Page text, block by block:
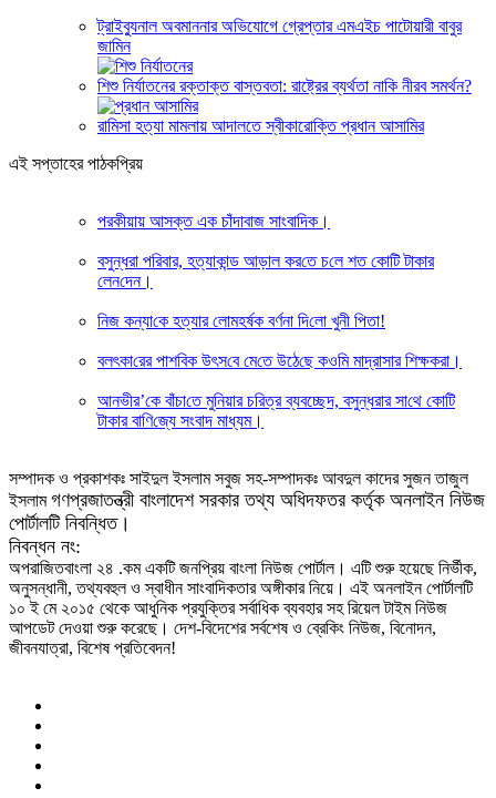
ট্রাইব্যুনাল অবমাননার অভিযোগে গ্রেপ্তার এমএইচ পাটোয়ারী বাবুর
জামিন
শিশু নির্যাতনের রক্তাক্ত বাস্তবতা: রাষ্ট্রের ব্যর্থতা নাকি নীরব সমর্থন?
রামিসা হত্যা মামলায় আদালতে স্বীকারোক্তি প্রধান আসামির
এই সপ্তাহের পাঠকপ্রিয়
পরকীয়ায় আসক্ত এক চাঁদাবাজ সাংবাদিক।
বসুন্ধরা প‌রিবার, হত্যাকান্ড আড়াল কর‌তে চ‌লে শত কো‌টি টাকার
লেন‌দেন।
নিজ কন্যা‌কে হত্যার লে‌ামহর্ষক বর্ণনা দি‌লো খুনী পিতা!
বলৎকা‌রের পাশ‌বিক উৎস‌বে মে‌তে উঠে‌ছে কও‌মি মাদ্রাসার শিক্ষকরা।
আনভী‌র’‌কে বাঁচা‌তে মু‌নিয়ার চ‌রিত্র ব্যবচ্ছেদ, বসুন্ধরার সা‌থে কো‌টি
টাকার বা‌ণি‌জ্যে সংবাদ মাধ্যম।
সম্পাদক ও প্রকাশকঃ সাইদুল ইসলাম সবুজ সহ-সম্পাদকঃ আবদুল কাদের সুজন তাজুল
ইসলামগণপ্রজাতন্ত্রী বাংলাদেশ সরকার তথ্য অধিদফতর কর্তৃক অনলাইন নিউজ
পোর্টালটি নিবন্ধিত।
নিবন্ধন নং:
অপরাজিতবাংলা ২৪ .কম একটি জনপ্রিয় বাংলা নিউজ পোর্টাল। এটি শুরু হয়েছে নির্ভীক,
অনুসন্ধানী, তথ্যবহুল ও স্বাধীন সাংবাদিকতার অঙ্গীকার নিয়ে। এই অনলাইন পোর্টালটি
১০ ই মে ২০১৫ থেকে আধুনিক প্রযুক্তির সর্বাধিক ব্যবহার সহ রিয়েল টাইম নিউজ
আপডেট দেওয়া শুরু করেছে। দেশ-বিদেশের সর্বশেষ ও ব্রেকিং নিউজ, বিনোদন,
জীবনযাত্রা, বিশেষ প্রতিবেদন!